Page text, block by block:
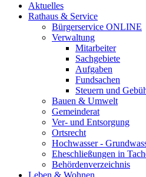
Aktuelles
Rathaus & Service
Bürgerservice ONLINE
Verwaltung
Mitarbeiter
Sachgebiete
Aufgaben
Fundsachen
Steuern und
Bauen & Umwelt
Gemeinderat
Ver- und Entsorgung
Ortsrecht
Hochwasser -
Eheschließungen in
Behördenverzeichnis
Leben & Wohnen